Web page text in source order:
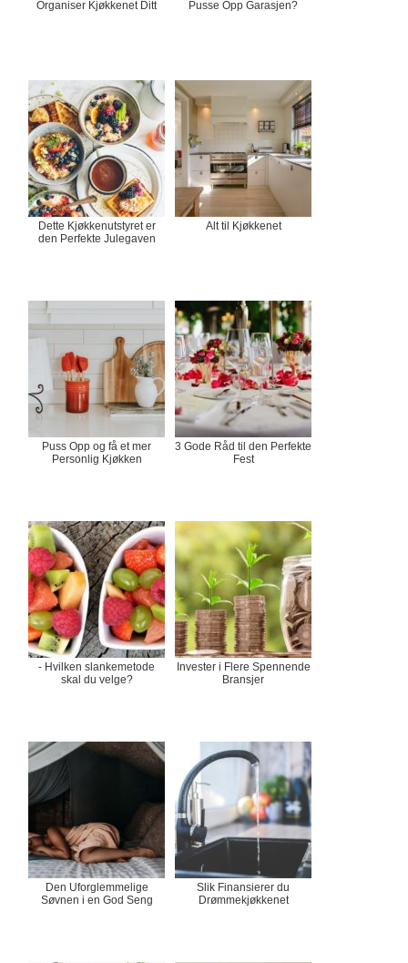
Organiser Kjøkkenet Ditt Pusse Opp Garasjen?
Dette Kjøkkenutstyret er
den Perfekte Julegaven
Alt til Kjøkkenet
Puss Opp og få et mer
Personlig Kjøkken
3 Gode Råd til den Perfekte
Fest
- Hvilken slankemetode
skal du velge?
Invester i Flere Spennende
Bransjer
Den Uforglemmelige
Søvnen i en God Seng
Slik Finansierer du
Drømmekjøkkenet